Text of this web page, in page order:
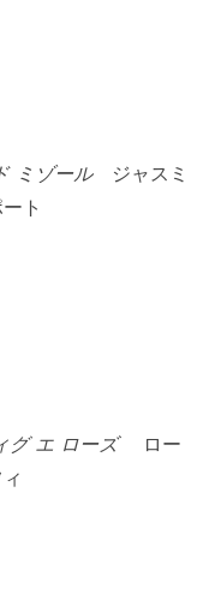
ミゾール
ジャスミ
ト
グ エ ローズ
ロー